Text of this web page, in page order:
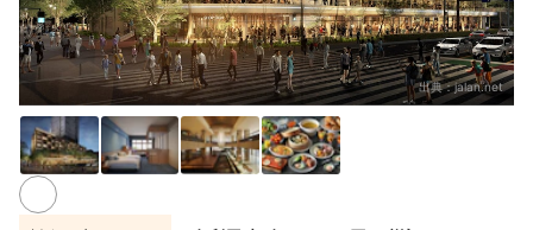
出典：jalan.net